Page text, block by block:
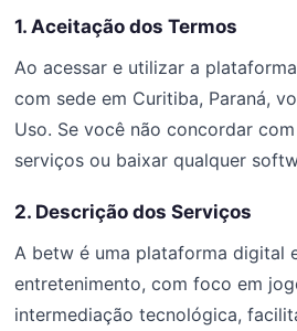
1. Aceitação dos Termos
Ao acessar e utilizar a
com sede em Curitiba, Paraná,
Uso. Se você não concordar
serviços ou baixar qualquer
2. Descrição dos Serviços
A betw é uma plataforma digital
entretenimento, com foco em
intermediação tecnológica,